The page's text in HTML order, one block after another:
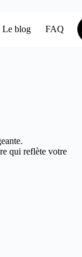
Le blog FAQ
qui reflète votre